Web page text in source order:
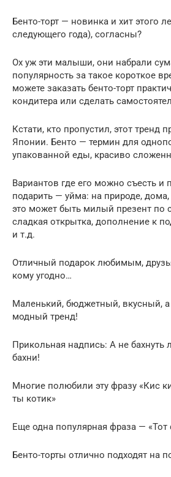
Бенто-торт — новинка и хит этого
следующего года), согласны?
Ох уж эти малыши, они набрали
популярность за такое короткое
можете заказать бенто-торт
кондитера или сделать
Кстати, кто пропустил, этот тренд
Японии. Бенто — термин для
упакованной еды, красиво
Вариантов где его можно съесть и
подарить — уйма: на природе, дома,
это может быть милый презент по
сладкая открытка, дополнение к
и т.д.
Отличный подарок любимым,
кому угодно…
Маленький, бюджетный, вкусный,
модный тренд!
Прикольная надпись: А не бахнуть
бахни!
Многие полюбили эту фразу «Кис
ты котик»
Еще одна популярная фраза —
Бенто-торты отлично подходят на